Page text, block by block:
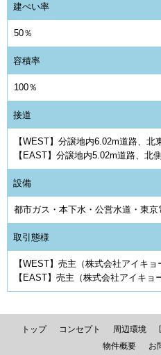
建ぺい率
50％
容積率
100％
接道
【WEST】分譲地内6.02m道路、北
【EAST】分譲地内5.02m道路、北
設備
都市ガス・本下水・公営水道・東京
取引態様
【WEST】売主（株式会社アイキョ
【EAST】売主（株式会社アイキョ
トップ コンセプト 周辺環境
物件概要
お